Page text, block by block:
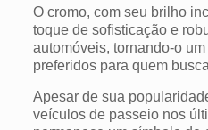
O cromo, com seu brilho
toque de sofisticação e
automóveis, tornando-o
preferidos para quem
Apesar de sua
veículos de passeio nos